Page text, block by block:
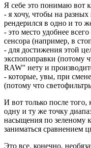
Я себе это понимаю вот
- я хочу, чтобы на
рендерился в одно и то
- это место удобнее
сенсора (например, в
- для достижения этой
экспопоправки (потому
RAW" нету и
- которые, увы, при
(потому что
И вот только после того,
одну и ту же точку
насыщения по зеленому
заниматься сравнением
Это все, конечно,